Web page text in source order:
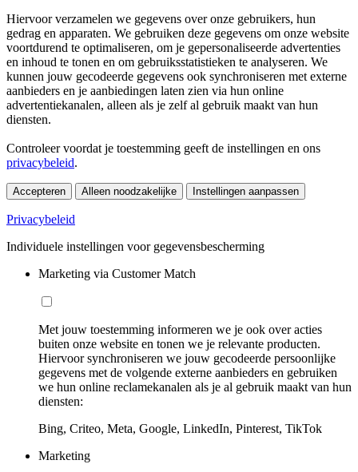
Hiervoor verzamelen we gegevens over onze gebruikers, hun
gedrag en apparaten. We gebruiken deze gegevens om onze website
voortdurend te optimaliseren, om je gepersonaliseerde advertenties
en inhoud te tonen en om gebruiksstatistieken te analyseren. We
kunnen jouw gecodeerde gegevens ook synchroniseren met externe
aanbieders en je aanbiedingen laten zien via hun online
advertentiekanalen, alleen als je zelf al gebruik maakt van hun
diensten.
Controleer voordat je toestemming geeft de instellingen en ons
privacybeleid.
Accepteren Alleen noodzakelijke Instellingen aanpassen
Privacybeleid
Individuele instellingen voor gegevensbescherming
Marketing via Customer Match
Met jouw toestemming informeren we je ook over acties
buiten onze website en tonen we je relevante producten.
Hiervoor synchroniseren we jouw gecodeerde persoonlijke
gegevens met de volgende externe aanbieders en gebruiken
we hun online reclamekanalen als je al gebruik maakt van hun
diensten:
Bing, Criteo, Meta, Google, LinkedIn, Pinterest, TikTok
Marketing